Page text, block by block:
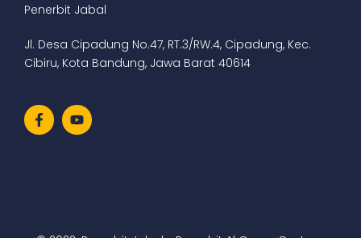
Penerbit Jabal
Jl. Desa Cipadung No.47, RT.3/RW.4, Cipadung, Kec.
Cibiru, Kota Bandung, Jawa Barat 40614